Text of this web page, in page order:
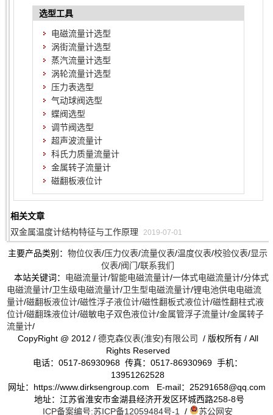
选型工具
电磁流量计选型
涡街流量计选型
蒸汽流量计选型
涡轮流量计选型
压力表选型
气动球阀选型
蝶阀选型
调节阀选型
超声波流量计
科氏力质量流量计
金属转子流量计
磁翻板液位计
相关文章
双金属温度计结构特征与工作原理
2019-07-01
主要产品类别： 物位仪表/压力仪表/流量仪表/温度仪表/校验仪表/显示
仪表/阀门/联系我们
本站关键词： 电磁流量计/智能电磁流量计/一体式电磁流量计/分体式
电磁流量计/卫生级电磁流量计/卫生型电磁流量计/锂电池供电电磁流
量计/磁翻板液位计/磁性浮子液位计/磁性翻板式液位计/磁性翻柱式液
位计/磁翻珠液位计/磁敏电子双色液位计/金属管浮子流量计/金属转子
流量计/
CopyRight @ 2012 / 德克森仪表(淮安)有限公司 / 版权所有 / All
Rights Reserved
电话：0517-86930968 传真：0517-86930969 手机：
13951262528
网址：https://www.dirksengroup.com E-mail：25291658@qq.com
地址：江苏省淮安市金湖县经济开发区环城西路258-8号
ICP备案编号:苏ICP备12059484号-1
/ 苏公网安